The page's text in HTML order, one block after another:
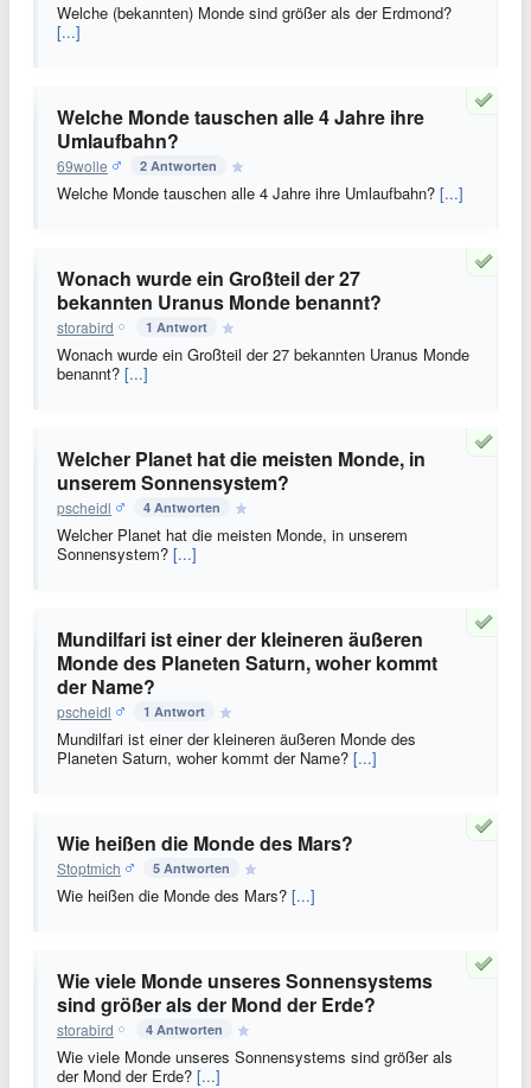
Welche (bekannten) Monde sind größer als der Erdmond?
[...]
Welche Monde tauschen alle 4 Jahre ihre
Umlaufbahn?
69wolle 2 Antworten
Welche Monde tauschen alle 4 Jahre ihre Umlaufbahn? [...]
Wonach wurde ein Großteil der 27
bekannten Uranus Monde benannt?
storabird 1 Antwort
Wonach wurde ein Großteil der 27 bekannten Uranus Monde
benannt? [...]
Welcher Planet hat die meisten Monde, in
unserem Sonnensystem?
pscheidl 4 Antworten
Welcher Planet hat die meisten Monde, in unserem
Sonnensystem? [...]
Mundilfari ist einer der kleineren äußeren
Monde des Planeten Saturn, woher kommt
der Name?
pscheidl 1 Antwort
Mundilfari ist einer der kleineren äußeren Monde des
Planeten Saturn, woher kommt der Name? [...]
Wie heißen die Monde des Mars?
Stoptmich 5 Antworten
Wie heißen die Monde des Mars? [...]
Wie viele Monde unseres Sonnensystems
sind größer als der Mond der Erde?
storabird 4 Antworten
Wie viele Monde unseres Sonnensystems sind größer als
der Mond der Erde? [...]